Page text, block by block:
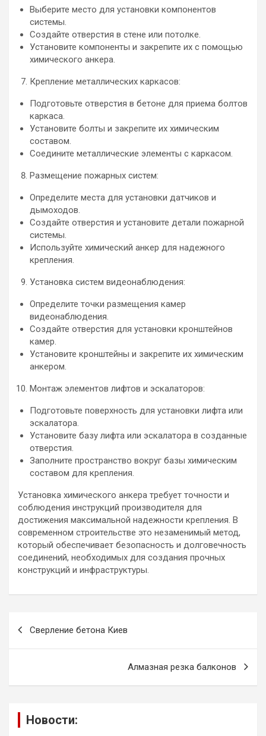
Выберите место для установки компонентов
системы.
Создайте отверстия в стене или потолке.
Установите компоненты и закрепите их с помощью
химического анкера.
Крепление металлических каркасов:
Подготовьте отверстия в бетоне для приема болтов
каркаса.
Установите болты и закрепите их химическим
составом.
Соедините металлические элементы с каркасом.
Размещение пожарных систем:
Определите места для установки датчиков и
дымоходов.
Создайте отверстия и установите детали пожарной
системы.
Используйте химический анкер для надежного
крепления.
Установка систем видеонаблюдения:
Определите точки размещения камер
видеонаблюдения.
Создайте отверстия для установки кронштейнов
камер.
Установите кронштейны и закрепите их химическим
анкером.
Монтаж элементов лифтов и эскалаторов:
Подготовьте поверхность для установки лифта или
эскалатора.
Установите базу лифта или эскалатора в созданные
отверстия.
Заполните пространство вокруг базы химическим
составом для крепления.
Установка химического анкера требует точности и
соблюдения инструкций производителя для
достижения максимальной надежности крепления. В
современном строительстве это незаменимый метод,
который обеспечивает безопасность и долговечность
соединений, необходимых для создания прочных
конструкций и инфраструктуры.
Сверление бетона Киев
Алмазная резка балконов
Новости: